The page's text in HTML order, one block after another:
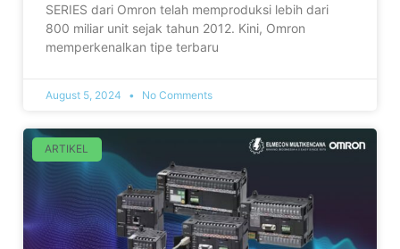
SERIES dari Omron telah memproduksi lebih dari
800 miliar unit sejak tahun 2012. Kini, Omron
memperkenalkan tipe terbaru
August 5, 2024 No Comments
ARTIKEL